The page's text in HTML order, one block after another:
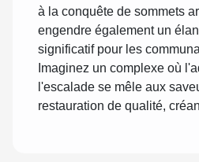
à la conquête de sommets
engendre également un
significatif pour les
Imaginez un complexe où
l'escalade se mêle aux
restauration de qualité,